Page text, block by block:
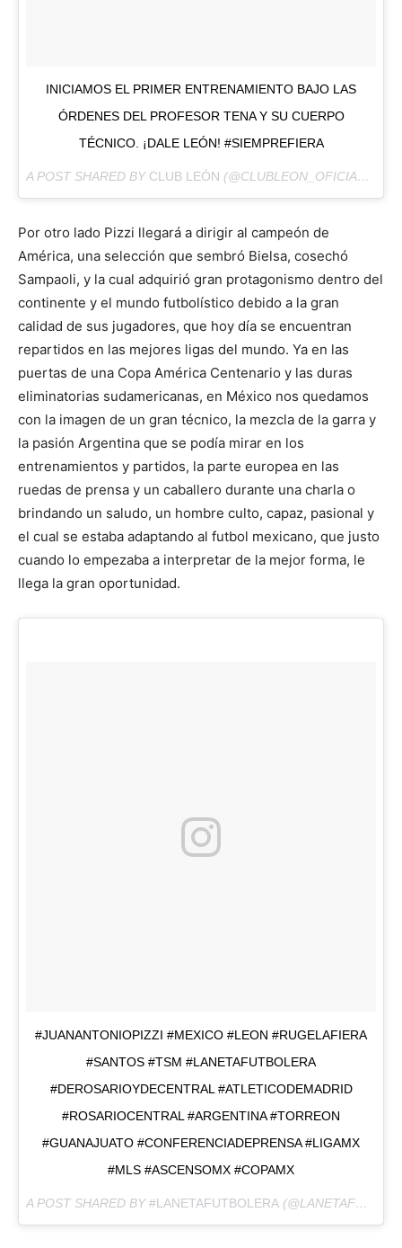
INICIAMOS EL PRIMER ENTRENAMIENTO BAJO LAS
ÓRDENES DEL PROFESOR TENA Y SU CUERPO
TÉCNICO. ¡DALE LEÓN! #SIEMPREFIERA
A POST SHARED BY CLUB LEÓN (@CLUBLEON_OFICIAL) ON
Por otro lado Pizzi llegará a dirigir al campeón de
América, una selección que sembró Bielsa, cosechó
Sampaoli, y la cual adquirió gran protagonismo dentro del
continente y el mundo futbolístico debido a la gran
calidad de sus jugadores, que hoy día se encuentran
repartidos en las mejores ligas del mundo. Ya en las
puertas de una Copa América Centenario y las duras
eliminatorias sudamericanas, en México nos quedamos
con la imagen de un gran técnico, la mezcla de la garra y
la pasión Argentina que se podía mirar en los
entrenamientos y partidos, la parte europea en las
ruedas de prensa y un caballero durante una charla o
brindando un saludo, un hombre culto, capaz, pasional y
el cual se estaba adaptando al futbol mexicano, que justo
cuando lo empezaba a interpretar de la mejor forma, le
llega la gran oportunidad.
#JUANANTONIOPIZZI #MEXICO #LEON #RUGELAFIERA
#SANTOS #TSM #LANETAFUTBOLERA
#DEROSARIOYDECENTRAL #ATLETICODEMADRID
#ROSARIOCENTRAL #ARGENTINA #TORREON
#GUANAJUATO #CONFERENCIADEPRENSA #LIGAMX
#MLS #ASCENSOMX #COPAMX
A POST SHARED BY#LANETAFUTBOLERA (@LANETAFUTBOLERA) ON